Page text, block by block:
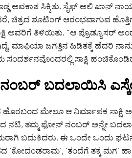
ಅವಕಾಶ ಸಿಕ್ಕಿತು. ಸೈಫ್ ಅಲಿ ಖಾನ್
ಚಿತ್ರದ ಶೂಟಿಂಗ್ ಆರಂಭವಾಗುವ
ಅವರಿಗೆ ತಿಳಿಯಿತು. “ಆ ಪ್ರೊಡ್ಯೂಸರ್
ಮಾಫಿಯಾ ಜಗತ್ತಿನ ಹಿಡಿತಕ್ಕೆ ಹೆದರಿ
ಸಾಕ್ಷಿ
ಬದಲಾಯಿಸಿ
ಹೊರಬಂದ ಮೇಲೂ ಆ ನಿರ್ಮಾಪಕ ಸಾಕ್ಷಿ
ನಟಿ, ತಮ್ಮ ಫೋನ್ ನಂಬರ್ ಅನ್ನೇ
ಬದುಕಿದರು. ಈ ಒಂದೇ ಒಂದು ಘಟನೆ
‘ಕೋದಂಡರಾಮ’, ‘ತಂದೆಗೆ ತಕ್ಕ ಮಗ’